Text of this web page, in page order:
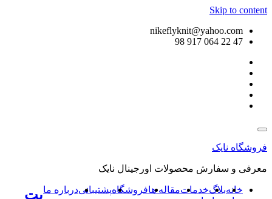
Skip to content
nikeflyknit@yahoo.com
47 22 064 917 98
فروشگاه نایک
معرفی و سفارش محصولات اورجینال نایک
خانهبلاگخدماتمقاله هافروشگاهپشتیبانیدرباره ماپت